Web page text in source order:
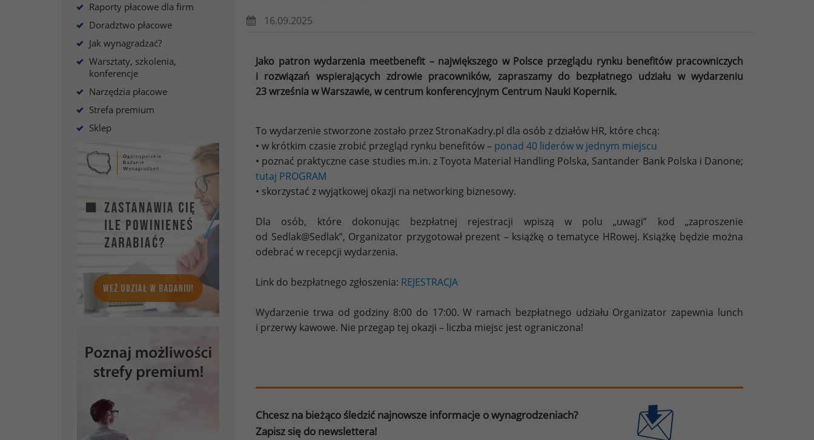
Raporty płacowe dla firm
Doradztwo płacowe
Jak wynagradzać?
Warsztaty, szkolenia,
konferencje
Narzędzia płacowe
Strefa premium
Sklep
16.09.2025
Jako patron wydarzenia meetbenefit – największego w Polsce przeglądu rynku benefitów pracowniczych
i rozwiązań wspierających zdrowie pracowników, zapraszamy do bezpłatnego udziału w wydarzeniu
23 września w Warszawie, w centrum konferencyjnym Centrum Nauki Kopernik.
To wydarzenie stworzone zostało przez StronaKadry.pl dla osób z działów HR, które chcą:
• w krótkim czasie zrobić przegląd rynku benefitów – ponad 40 liderów w jednym miejscu
• poznać praktyczne case studies m.in. z Toyota Material Handling Polska, Santander Bank Polska i Danone;
tutaj PROGRAM
• skorzystać z wyjątkowej okazji na networking biznesowy.
Dla osób, które dokonując bezpłatnej rejestracji wpiszą w polu „uwagi” kod „zaproszenie
od Sedlak@Sedlak”, Organizator przygotował prezent – książkę o tematyce HRowej. Książkę będzie można
odebrać w recepcji wydarzenia.
Link do bezpłatnego zgłoszenia: REJESTRACJA
Wydarzenie trwa od godziny 8:00 do 17:00. W ramach bezpłatnego udziału Organizator zapewnia lunch
i przerwy kawowe. Nie przegap tej okazji – liczba miejsc jest ograniczona!
Chcesz na bieżąco śledzić najnowsze informacje o wynagrodzeniach?
Zapisz się do newslettera!